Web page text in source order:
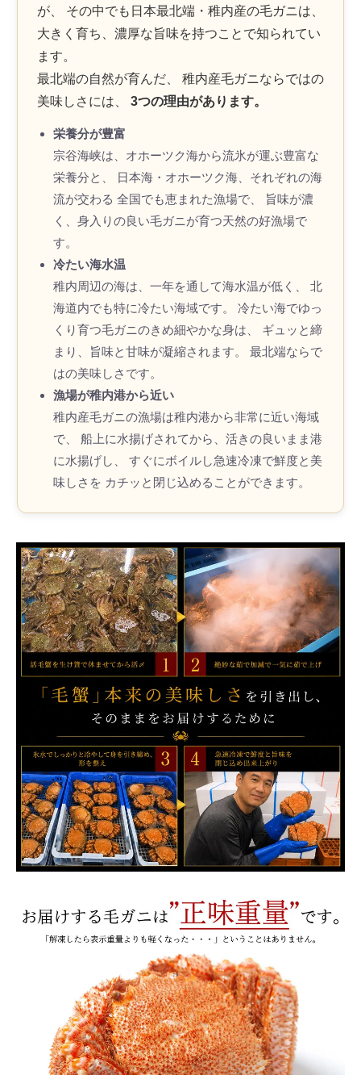
が、 その中でも日本最北端・稚内産の毛ガニは、
大きく育ち、濃厚な旨味を持つことで知られてい
ます。
最北端の自然が育んだ、 稚内産毛ガニならではの
美味しさには、 3つの理由があります。
栄養分が豊富
宗谷海峡は、オホーツク海から流氷が運ぶ豊富な
栄養分と、 日本海・オホーツク海、それぞれの海
流が交わる 全国でも恵まれた漁場で、 旨味が濃
く、身入りの良い毛ガニが育つ天然の好漁場で
す。
冷たい海水温
稚内周辺の海は、一年を通して海水温が低く、 北
海道内でも特に冷たい海域です。 冷たい海でゆっ
くり育つ毛ガニのきめ細やかな身は、 ギュッと締
まり、旨味と甘味が凝縮されます。 最北端ならで
はの美味しさです。
漁場が稚内港から近い
稚内産毛ガニの漁場は稚内港から非常に近い海域
で、 船上に水揚げされてから、活きの良いまま港
に水揚げし、 すぐにボイルし急速冷凍で鮮度と美
味しさを カチッと閉じ込めることができます。